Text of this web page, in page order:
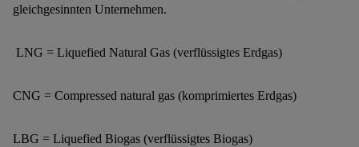
gleichgesinnten Unternehmen.
LNG = Liquefied Natural Gas (verflüssigtes Erdgas)
CNG = Compressed natural gas (komprimiertes Erdgas)
LBG = Liquefied Biogas (verflüssigtes Biogas)